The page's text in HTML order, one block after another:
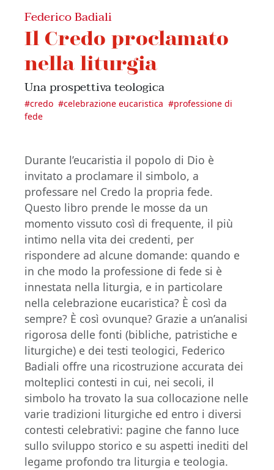
Federico Badiali
Il Credo proclamato
nella liturgia
Una prospettiva teologica
#credo #celebrazione eucaristica #professione di
fede
Durante l’eucaristia il popolo di Dio è
invitato a proclamare il simbolo, a
professare nel Credo la propria fede.
Questo libro prende le mosse da un
momento vissuto così di frequente, il più
intimo nella vita dei credenti, per
rispondere ad alcune domande: quando e
in che modo la professione di fede si è
innestata nella liturgia, e in particolare
nella celebrazione eucaristica? È così da
sempre? È così ovunque? Grazie a un’analisi
rigorosa delle fonti (bibliche, patristiche e
liturgiche) e dei testi teologici, Federico
Badiali offre una ricostruzione accurata dei
molteplici contesti in cui, nei secoli, il
simbolo ha trovato la sua collocazione nelle
varie tradizioni liturgiche ed entro i diversi
contesti celebrativi: pagine che fanno luce
sullo sviluppo storico e su aspetti inediti del
legame profondo tra liturgia e teologia.